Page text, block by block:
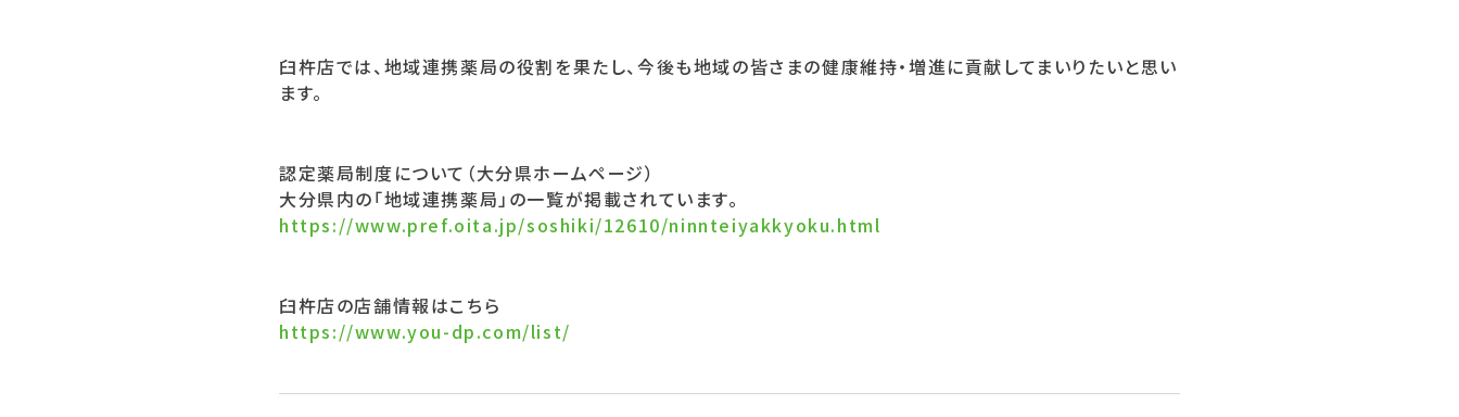
臼杵店では、地域連携薬局の役割を果たし、今後も地域の皆さまの健康維持・増進に貢献してまいりたいと思い
ます。
認定薬局制度について（大分県ホームページ）
大分県内の「地域連携薬局」の一覧が掲載されています。
https://www.pref.oita.jp/soshiki/12610/ninnteiyakkyoku.html
臼杵店の店舗情報はこちら
https://www.you-dp.com/list/